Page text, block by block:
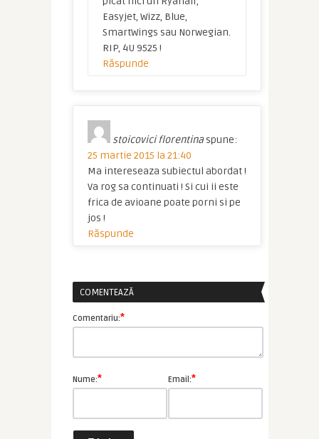
Easyjet, Wizz, Blue,
SmartWings sau Norwegian.
RIP, 4U 9525 !
Răspunde
stoicovici florentina spune:
25 martie 2015 la 21:40
Ma intereseaza subiectul abordat !
Va rog sa continuati ! Si cui ii este
frica de avioane poate porni si pe
jos !
Răspunde
COMENTEAZĂ
Comentariu:*
Nume:* Email:*